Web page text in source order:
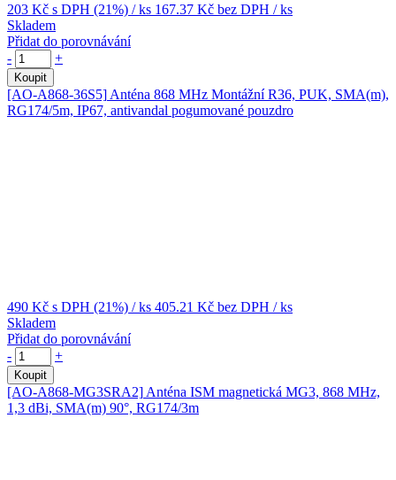
203 Kč s DPH (21%) / ks 167.37 Kč bez DPH / ks
Skladem
Přidat do porovnávání
-
+
Koupit
[AO-A868-36S5] Anténa 868 MHz Montážní R36, PUK, SMA(m),
RG174/5m, IP67, antivandal pogumované pouzdro
490 Kč s DPH (21%) / ks 405.21 Kč bez DPH / ks
Skladem
Přidat do porovnávání
-
+
Koupit
[AO-A868-MG3SRA2] Anténa ISM magnetická MG3, 868 MHz,
1,3 dBi, SMA(m) 90°, RG174/3m